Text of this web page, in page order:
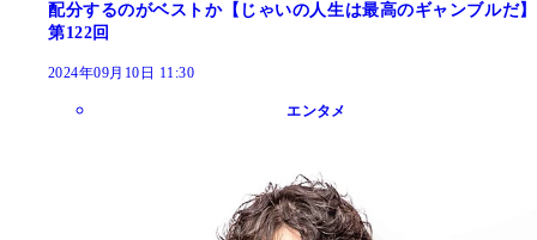
配分するのがベストか【じゃいの人生は最高のギャンブルだ】
第122回
2024年09月10日 11:30
エンタメ